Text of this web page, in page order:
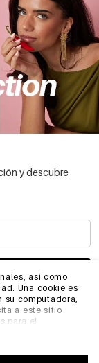
así como
Una cookie es
su computadora,
a este sitio
para el
optimizar
y descubre